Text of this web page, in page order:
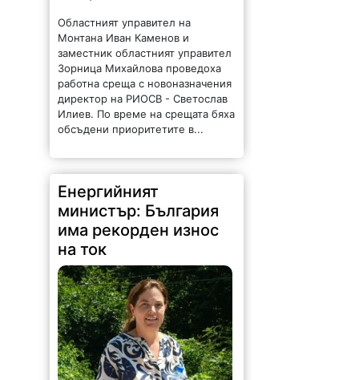
128 | 2026-08-07 11:47:09
България изнася рекордни
количества електроенергия, а
рекордно ниските нива на река
Дунав. Това заяви министърът на
енергетиката Ива Петрова в
ефира на...
Община Криводол
отдава под наем имот
в Градешница